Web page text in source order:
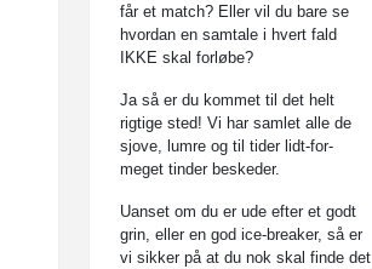
får et match? Eller vil du bare se
hvordan en samtale i hvert fald
IKKE skal forløbe?
Ja så er du kommet til det helt
rigtige sted! Vi har samlet alle de
sjove, lumre og til tider lidt-for-
meget tinder beskeder.
Uanset om du er ude efter et godt
grin, eller en god ice-breaker, så er
vi sikker på at du nok skal finde det